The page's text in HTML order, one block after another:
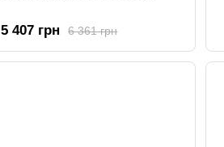
6 361 грн
5 407 грн